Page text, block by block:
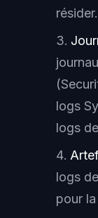
résider.
logs
logs
logs
pour